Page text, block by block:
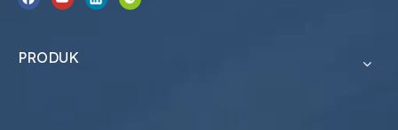
PRODUK